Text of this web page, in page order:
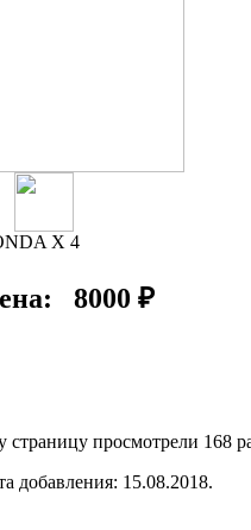
X 4
8000 ₽
страницу просмотрели 168
добавления: 15.08.2018.